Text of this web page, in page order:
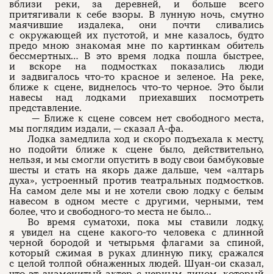
вблизи реки, за деревней, и больше всего
притягивали к себе взоры. В лунную ночь, смутно
маячившие издалека, они почти сливались
с окружающей их пустотой, и мне казалось, будто
предо мною знакомая мне по картинкам обитель
бессмертных… В это время лодка пошла быстрее,
и вскоре на подмостках показались люди
и задвигалось что-то красное и зеленое. На реке,
ближе к сцене, виднелось что-то черное. Это были
навесы над лодками приехавших посмотреть
представление.
— Ближе к сцене совсем нет свободного места,
мы поглядим издали, — сказал А-фа.
Лодка замедлила ход и скоро подъехала к месту,
но подойти ближе к сцене было, действительно,
нельзя, и мы смогли опустить в воду свои бамбуковые
шесты и стать на якорь даже дальше, чем «алтарь
духа», устроенный против театральных подмостков.
На самом деле мы и не хотели свою лодку с белым
навесом в одном месте с другими, черными, тем
более, что и свободного-то места не было…
Во время суматохи, пока мы ставили лодку,
я увидел на сцене какого-то человека с длинной
черной бородой и четырьмя флагами за спиной,
который сжимая в руках длинную пику, сражался
с целой толпой обнаженных людей. Шуан-ои сказал,